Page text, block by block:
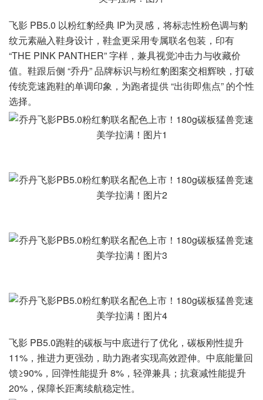
飞影 PB5.0 以粉红豹经典 IP为灵感，将标志性粉色调与豹
纹元素融入鞋身设计，鞋盒更采用专属联名包装，印有
“THE PINK PANTHER” 字样，兼具视觉冲击力与收藏价
值。鞋跟后侧 “乔丹” 品牌标识与粉红豹图案交相辉映，打破
传统竞速跑鞋的单调印象，为跑者提供 “出街即焦点” 的个性
选择。
飞影 PB5.0跑鞋的碳板与中底进行了优化，碳板刚性提升
11%，推进力更强劲，助力跑者实现高效蹬伸。中底能量回
馈≥90%，回弹性能提升 8%，轻弹兼具；抗衰减性能提升
20%，保障长距离续航稳定性。